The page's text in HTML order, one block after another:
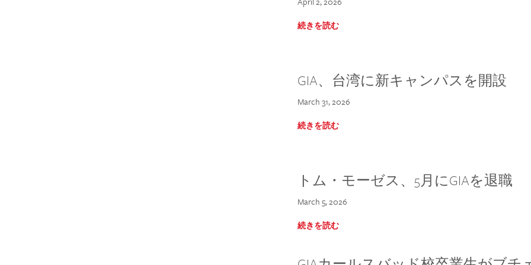
続きを読む
GIA、台湾に新キャンパスを開設
March 31, 2026
続きを読む
トム・モーゼス、5月にGIAを退職
March 5, 2026
続きを読む